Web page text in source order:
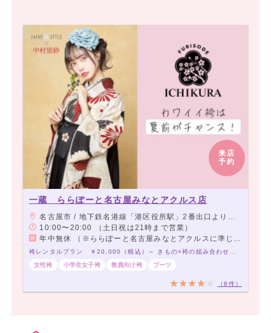
来店
予約
一蔵 ららぽーと名古屋みなとアクルス店
名古屋市 / 地下鉄名港線「港区役所駅」2番出口より徒歩2分、地下鉄名港線「東海通駅」3番出口より徒歩3分
10:00〜20:00 （土日祝は21時まで営業）
年中無休 （※ららぽーと名古屋みなとアクルスに準じます。）
女性袴
小学生女子袴 教員向け袴 ブーツ
（8件）